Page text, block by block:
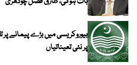
بیوروکریسی میں بڑے پیمانے پر
پر نئی تعیناتیاں